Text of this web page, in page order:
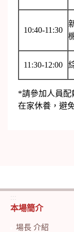
10:40-11:30
11:30-12:00
*請參加人員配
在家休養，避
:::
本場簡介
場長 介紹